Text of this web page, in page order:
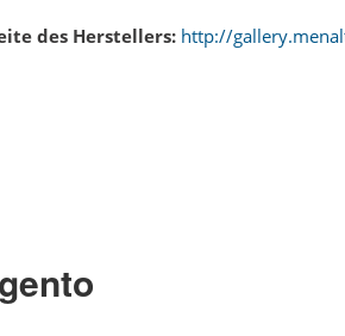
des Herstellers: http://